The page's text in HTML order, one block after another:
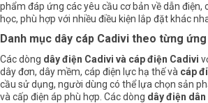
phẩm đáp ứng các yêu cầu cơ bản về dẫn điện,
học, phù hợp với nhiều điều kiện lắp đặt khác
Danh mục dây cáp Cadivi theo từng
Các dòng dây điện Cadivi và cáp điện Cadivi
dây đơn, dây mềm, cáp điện lực hạ thế và cáp
cầu sử dụng, người dùng có thể lựa chọn sản
và cấp điện áp phù hợp. Các dòng dây điện